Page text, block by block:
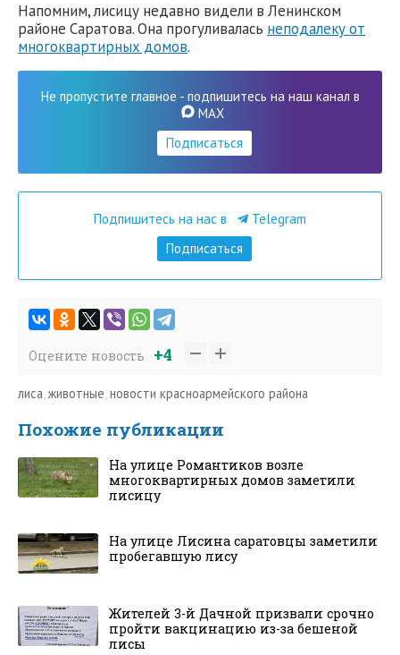
Напомним, лисицу недавно видели в Ленинском
районе Саратова. Она прогуливалась неподалеку от
многоквартирных домов.
Не пропустите главное - подпишитесь на наш канал в
MAX
Подписаться
Подпишитесь на нас в
Telegram
Подписаться
Оцените новость +4
лиса,животные,новости красноармейского района
Похожие публикации
На улице Романтиков возле
многоквартирных домов заметили
лисицу
На улице Лисина саратовцы заметили
пробегавшую лису
Жителей 3-й Дачной призвали срочно
пройти вакцинацию из-за бешеной
лисы